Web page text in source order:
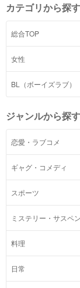
カテゴリから探す
総合TOP
女性
BL（ボーイズラブ）
ジャンルから探す
恋愛・ラブコメ
ギャグ・コメディ
スポーツ
ミステリー・サスペ
料理
日常